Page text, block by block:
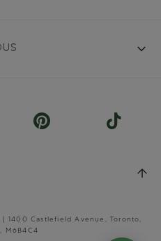
1400 Castlefield Avenue, Toronto,
M6B4C4